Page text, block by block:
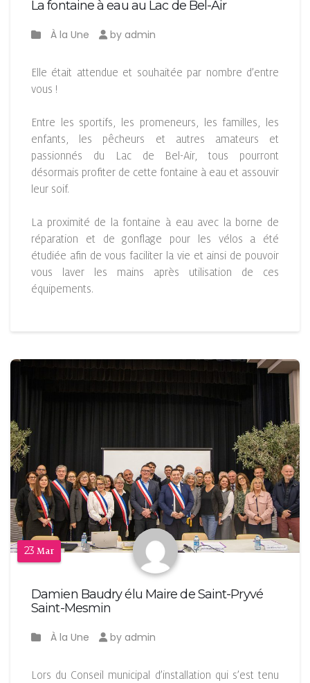
La fontaine à eau au Lac de Bel-Air
À la Une by admin
Elle était attendue et souhaitée par nombre d’entre
vous !
Entre les sportifs, les promeneurs, les familles, les
enfants, les pêcheurs et autres amateurs et
passionnés du Lac de Bel-Air, tous pourront
désormais profiter de cette fontaine à eau et assouvir
leur soif.
La proximité de la fontaine à eau avec la borne de
réparation et de gonflage pour les vélos a été
étudiée afin de vous faciliter la vie et ainsi de pouvoir
vous laver les mains après utilisation de ces
équipements.
23 Mar
Damien Baudry élu Maire de Saint-Pryvé
Saint-Mesmin
À la Une by admin
Lors du Conseil municipal d’installation qui s’est tenu